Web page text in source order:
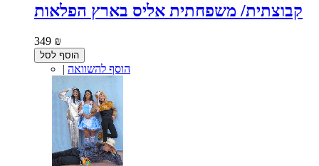
קבוצתית/ משפחתית אליס בארץ הפלאות
349 ₪
הוסף לסל
| הוסף להשוואה